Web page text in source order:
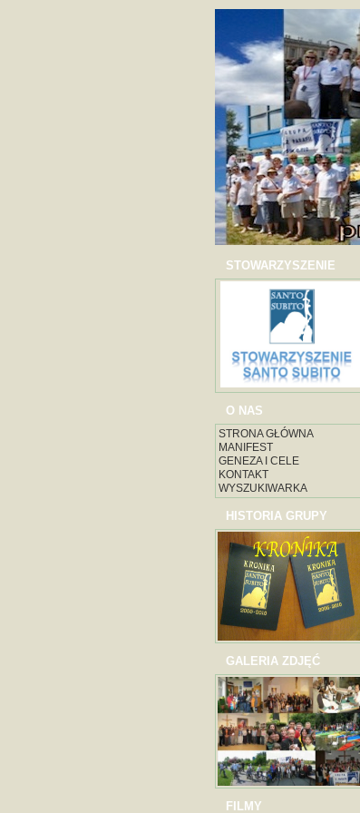
STOWARZYSZENIE
O NAS
STRONA GŁÓWNA
MANIFEST
GENEZA I CELE
KONTAKT
WYSZUKIWARKA
HISTORIA GRUPY
GALERIA ZDJĘĆ
FILMY